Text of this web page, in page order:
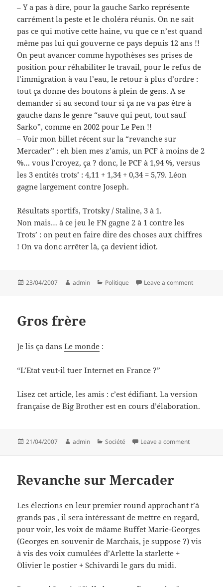
– Y a pas à dire, pour la gauche Sarko représente
carrément la peste et le choléra réunis. On ne sait
pas ce qui motive cette haine, vu que ce n’est quand
même pas lui qui gouverne ce pays depuis 12 ans !!
On peut avancer comme hypothèses ses prises de
position pour réhabiliter le travail, pour le refus de
l’immigration à vau l’eau, le retour à plus d’ordre :
tout ça donne des boutons à plein de gens. A se
demander si au second tour si ça ne va pas être à
gauche dans le genre “sauve qui peut, tout sauf
Sarko”, comme en 2002 pour Le Pen !!
– Voir mon billet récent sur la “revanche sur
Mercader” : eh bien mes z’amis, un PCF à moins de 2
%… vous l’croyez, ça ? donc, le PCF à 1,94 %, versus
les 3 entités trots’ : 4,11 + 1,34 + 0,34 = 5,79. Léon
gagne largement contre Joseph.
Résultats sportifs, Trotsky / Staline, 3 à 1.
Non mais… à ce jeu le FN gagne 2 à 1 contre les
Trots’ : on peut en faire dire des choses aux chiffres
! On va donc arrêter là, ça devient idiot.
Posted
23/04/2007 Author
admin Categories
Politique Leave a commenton
Gros frère
Je lis ça dansLe monde :
“L’Etat veut-il tuer Internet en France ?”
Lisez cet article, les amis : c’est édifiant. La version
française de Big Brother est en cours d’élaboration.
Posted
21/04/2007 Author
admin Categories
Société Leave a commenton Gros
Revanche sur Mercader
Les élections en leur premier round approchant t’à
grands pas , il sera intéressant de mettre en regard,
pour voir, les voix de mâame Buffet Marie-Georges
(Georges en souvenir de Marchais, je suppose ?) vis
à vis des voix cumulées d’Arlette la starlette +
Olivier le postier + Schivardi le gars du midi.